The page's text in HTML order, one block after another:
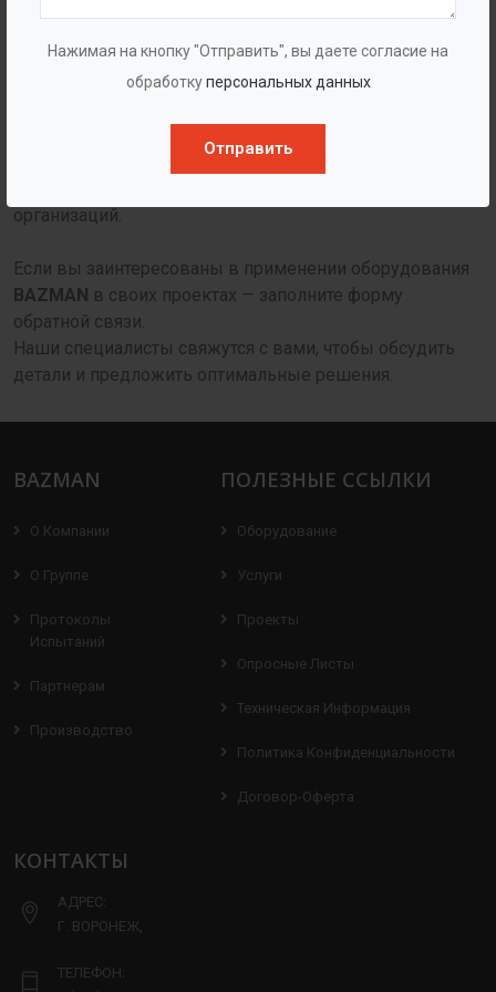
Нажимая на кнопку "Отправить", вы даете согласие на
обработкуперсональных данных
Отправить
гарантийные обязательства и сопровождение;
организаций.
Если вы заинтересованы в применении оборудования
BAZMAN в своих проектах — заполните форму
обратной связи.
Наши специалисты свяжутся с вами, чтобы обсудить
детали и предложить оптимальные решения.
BAZMAN
О Компании
О Группе
Протоколы
Испытаний
Партнерам
Производство
ПОЛЕЗНЫЕ ССЫЛКИ
Оборудование
Услуги
Проекты
Опросные Листы
Техническая Информация
Политика Конфиденциальности
Договор-Оферта
КОНТАКТЫ
АДРЕС:
Г. ВОРОНЕЖ,
ТЕЛЕФОН: